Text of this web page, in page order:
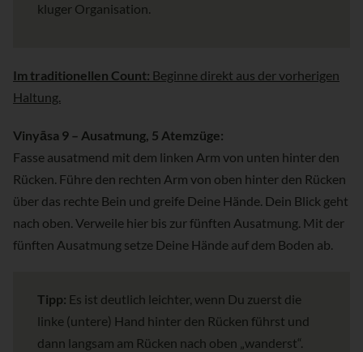
kluger Organisation.
Im traditionellen Count: Beginne direkt aus der vorherigen
Haltung.
Vinyāsa 9 – Ausatmung, 5 Atemzüge:
Fasse ausatmend mit dem linken Arm von unten hinter den
Rücken. Führe den rechten Arm von oben hinter den Rücken
über das rechte Bein und greife Deine Hände. Dein Blick geht
nach oben. Verweile hier bis zur fünften Ausatmung. Mit der
fünften Ausatmung setze Deine Hände auf dem Boden ab.
Tipp: Es ist deutlich leichter, wenn Du zuerst die
linke (untere) Hand hinter den Rücken führst und
dann langsam am Rücken nach oben „wanderst“.